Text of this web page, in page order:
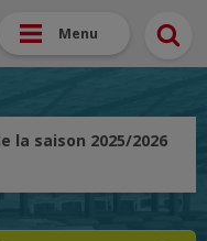
Menu
la saison 2025/2026